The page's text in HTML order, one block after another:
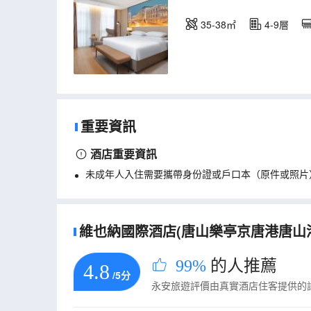
35-38㎡ 4-9層
重要資訊
酒店重要資訊
未成年人入住需要攜帶身份證或戶口本（原件或照
維也納國際酒店(唐山樂亭京唐港唐
4.8 /5分 99% 的人推薦
永安旅遊評價由真實酒店住客提供的